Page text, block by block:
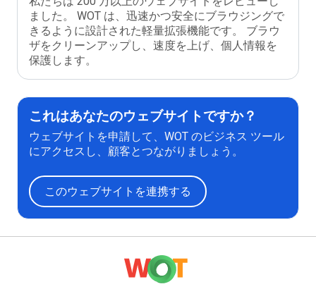
ました。 WOT は、迅速かつ安全にブラウジングで
きるように設計された軽量拡張機能です。 ブラウ
ザをクリーンアップし、速度を上げ、個人情報を
保護します。
これはあなたのウェブサイトですか？
ウェブサイトを申請して、WOT のビジネス ツール
にアクセスし、顧客とつながりましょう。
このウェブサイトを連携する